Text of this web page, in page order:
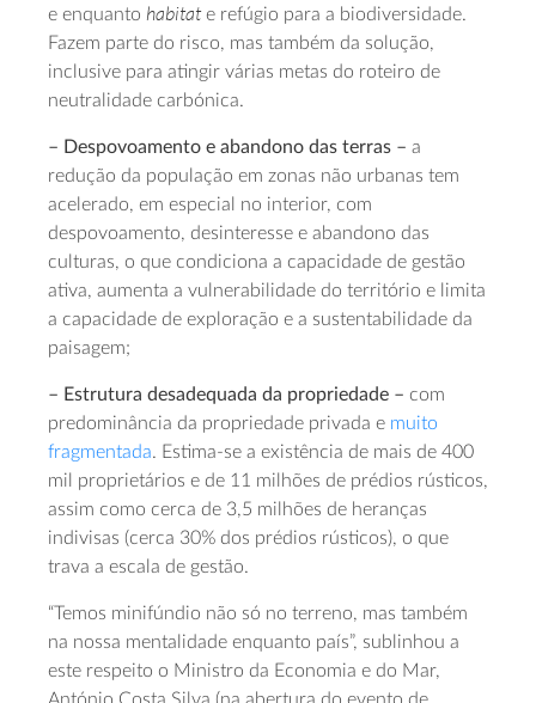
e enquanto habitate refúgio para a biodiversidade.
Fazem parte do risco, mas também da solução,
inclusive para atingir várias metas do roteiro de
neutralidade carbónica.
– Despovoamento e abandono das terras – a
redução da população em zonas não urbanas tem
acelerado, em especial no interior, com
despovoamento, desinteresse e abandono das
culturas, o que condiciona a capacidade de gestão
ativa, aumenta a vulnerabilidade do território e limita
a capacidade de exploração e a sustentabilidade da
paisagem;
– Estrutura desadequada da propriedade – com
predominância da propriedade privada e muito
fragmentada. Estima-se a existência de mais de 400
mil proprietários e de 11 milhões de prédios rústicos,
assim como cerca de 3,5 milhões de heranças
indivisas (cerca 30% dos prédios rústicos), o que
trava a escala de gestão.
“Temos minifúndio não só no terreno, mas também
na nossa mentalidade enquanto país”, sublinhou a
este respeito o Ministro da Economia e do Mar,